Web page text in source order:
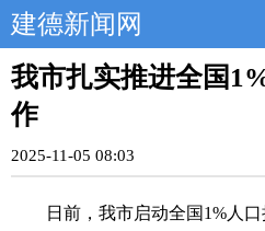
建德新闻网
我市扎实推进全国
作
2025-11-05 08:03
日前，我市启动全国1%人